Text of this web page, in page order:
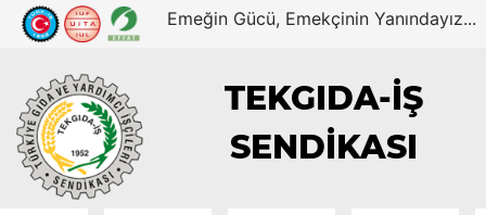
Emeğin Gücü, Emekçinin Yanındayız...
TEKGIDA-İŞ
SENDİKASI